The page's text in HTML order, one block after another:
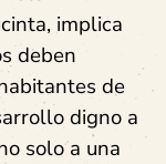
implica
deben
de
digno a
solo a una